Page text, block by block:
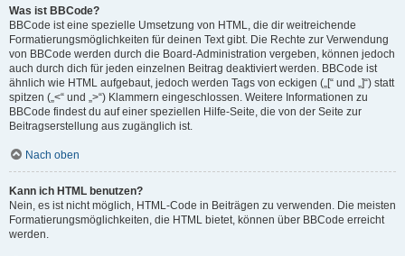
Was ist BBCode?
BBCode ist eine spezielle Umsetzung von HTML, die dir weitreichende
Formatierungsmöglichkeiten für deinen Text gibt. Die Rechte zur Verwendung
von BBCode werden durch die Board-Administration vergeben, können jedoch
auch durch dich für jeden einzelnen Beitrag deaktiviert werden. BBCode ist
ähnlich wie HTML aufgebaut, jedoch werden Tags von eckigen („[“ und „]“) statt
spitzen („<“ und „>“) Klammern eingeschlossen. Weitere Informationen zu
BBCode findest du auf einer speziellen Hilfe-Seite, die von der Seite zur
Beitragserstellung aus zugänglich ist.
Nach oben
Kann ich HTML benutzen?
Nein, es ist nicht möglich, HTML-Code in Beiträgen zu verwenden. Die meisten
Formatierungsmöglichkeiten, die HTML bietet, können über BBCode erreicht
werden.